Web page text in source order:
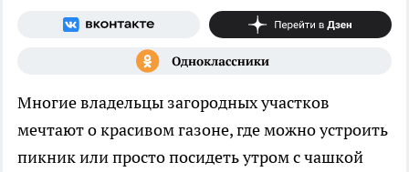
Многие владельцы загородных участков
мечтают о красивом газоне, где можно устроить
пикник или просто посидеть утром с чашкой